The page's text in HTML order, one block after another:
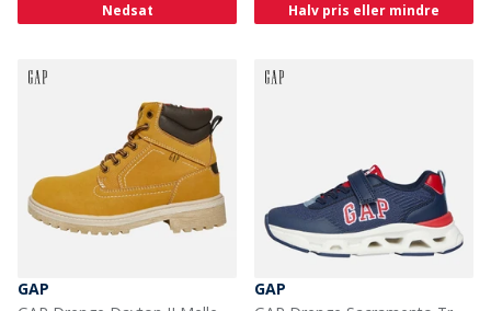
Nedsat Halv pris eller mindre
GAP
GAP